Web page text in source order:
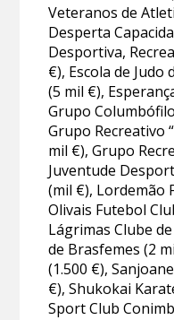
Veteranos de
Desperta
Desportiva,
€), Escola de Judo
(5 mil €),
Grupo
Grupo Recreativo
mil €), Grupo
Juventude
(mil €), Lordemão
Olivais Futebol
Lágrimas Clube
de Brasfemes (2
(1.500 €),
€), Shukokai
Sport Club